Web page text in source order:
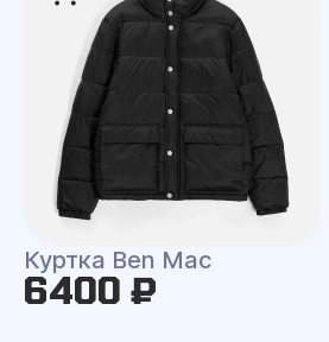
Куртка Ben Mac
6400 ₽